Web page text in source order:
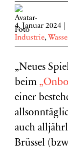
4. Januar 2024
Industrie,
„Neues
beim
einer
auch
Brüssel